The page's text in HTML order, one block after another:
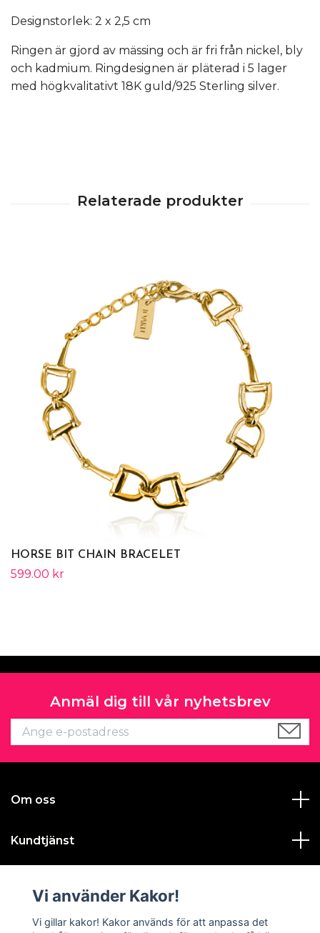
Designstorlek: 2 x 2,5 cm
Ringen är gjord av mässing och är fri från nickel, bly
och kadmium. Ringdesignen är pläterad i 5 lager
med högkvalitativt 18K guld/925 Sterling silver.
HORSE BIT CHAIN BRACELET
599.00 kr
Anmäl dig till vår nyhetsbrev
Om oss
Kundtjänst
Sociala medier
Vi använder Kakor!
Vi gillar kakor! Kakor används för att anpassa det